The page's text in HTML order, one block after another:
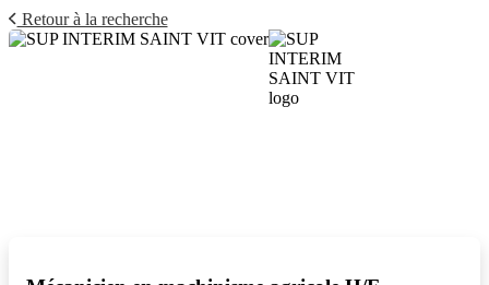
Retour à la recherche